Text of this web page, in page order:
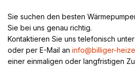
Sie suchen den besten
Sie bei uns genau richtig.
Kontaktieren Sie uns telefonisch unter
oder per E-Mail an info@billiger-
einer einmaligen oder langfristigen